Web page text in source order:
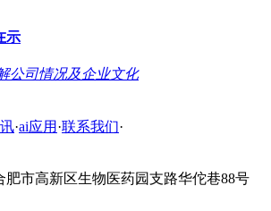
示
公司情况及企业文化
·ai应用 ·联系我们·
肥市高新区生物医药园支路华佗巷88号